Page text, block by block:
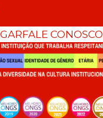
FALE CONOSCO